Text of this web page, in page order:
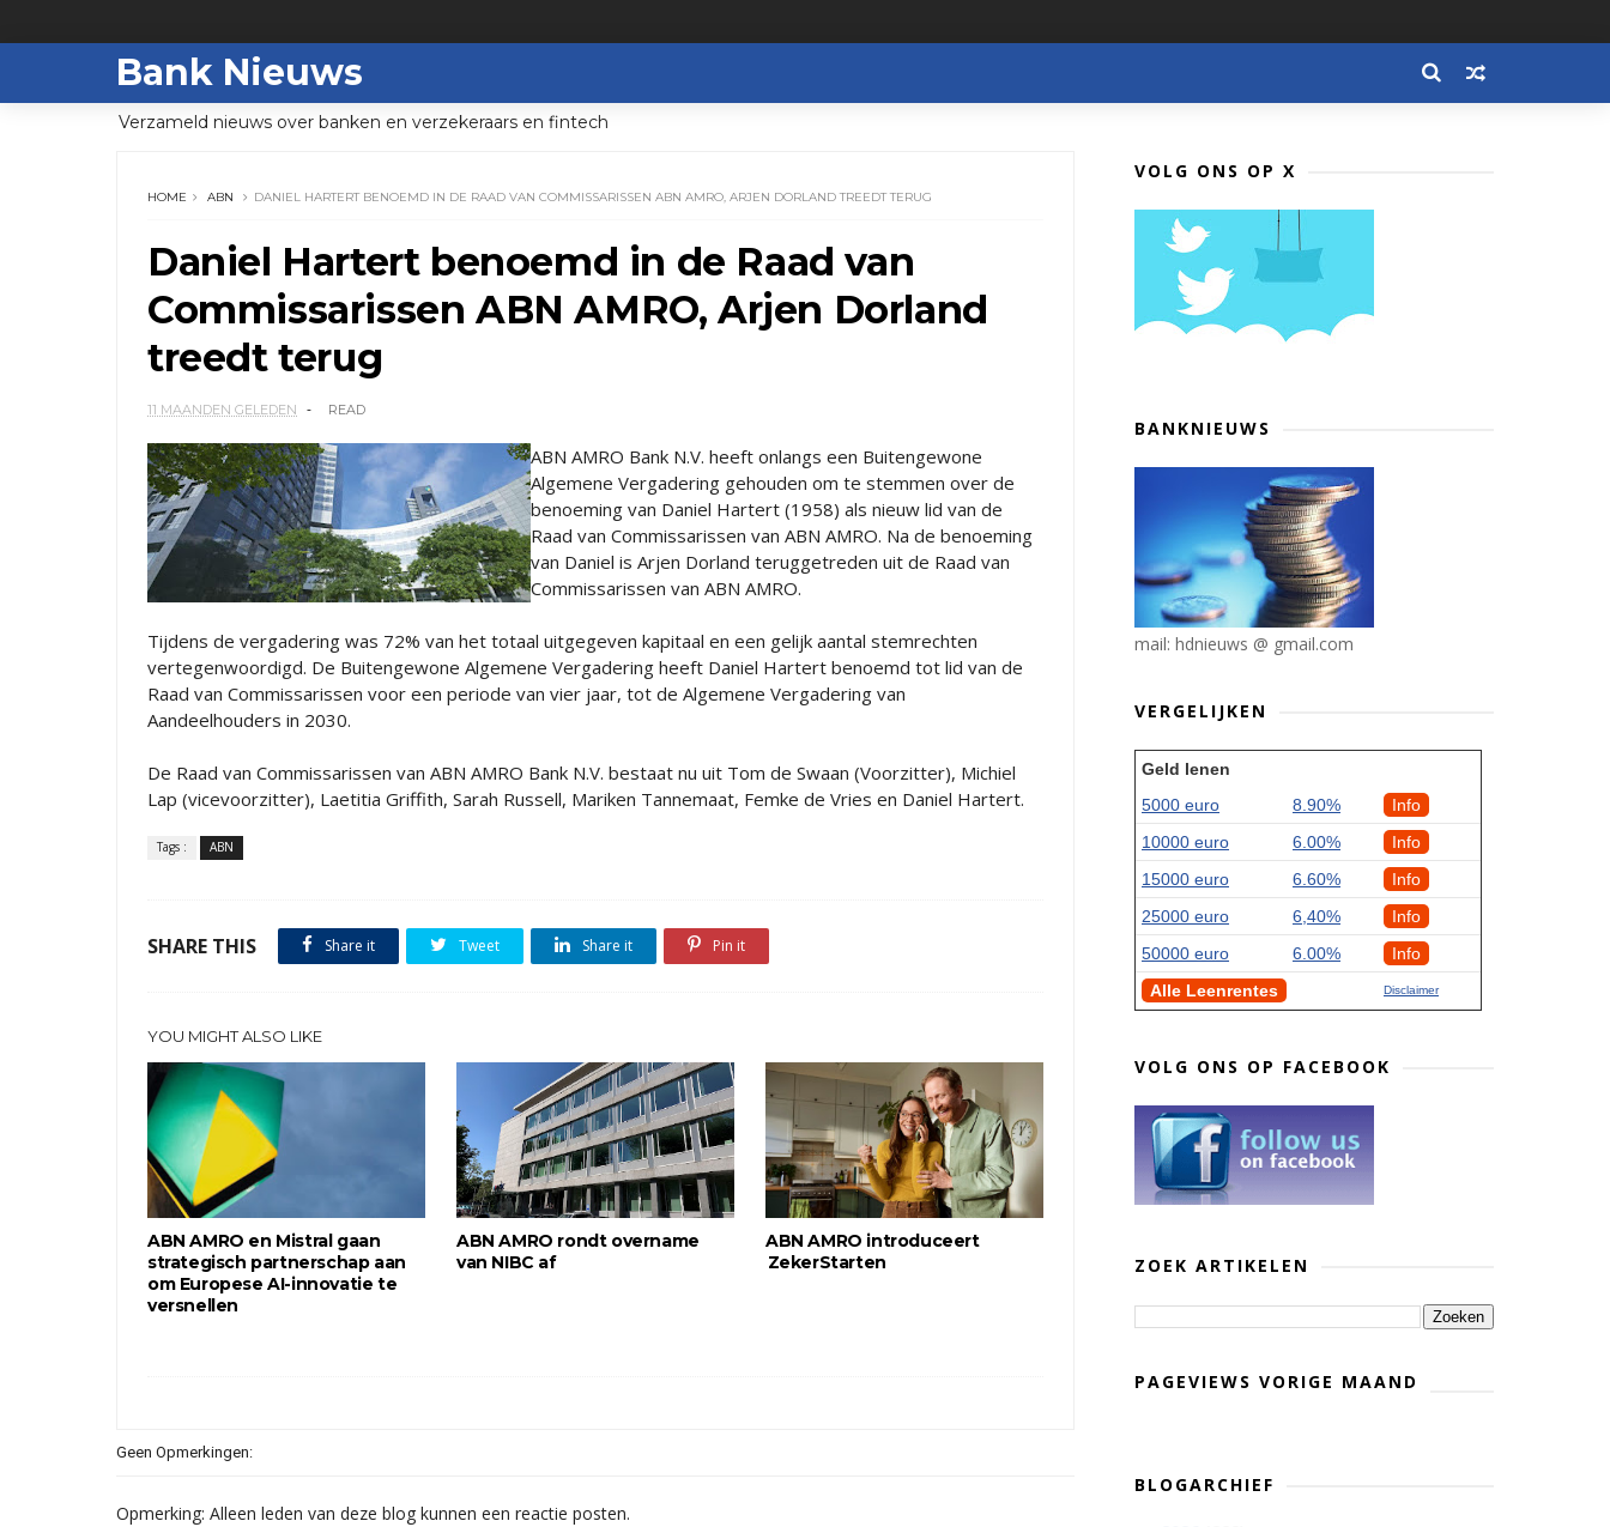
Bank Nieuws
Verzameld nieuws over banken en verzekeraars en fintech
HOME ABN DANIEL HARTERT BENOEMD IN DE RAAD VAN COMMISSARISSEN ABN AMRO, ARJEN DORLAND TREEDT TERUG
Daniel Hartert benoemd in de Raad van
Commissarissen ABN AMRO, Arjen Dorland
treedt terug
11 MAANDEN GELEDEN READ
ABN AMRO Bank N.V. heeft onlangs een Buitengewone
Algemene Vergadering gehouden om te stemmen over de
benoeming van Daniel Hartert (1958) als nieuw lid van de
Raad van Commissarissen van ABN AMRO. Na de benoeming
van Daniel is Arjen Dorland teruggetreden uit de Raad van
Commissarissen van ABN AMRO.
Tijdens de vergadering was 72% van het totaal uitgegeven kapitaal en een gelijk aantal stemrechten
vertegenwoordigd. De Buitengewone Algemene Vergadering heeft Daniel Hartert benoemd tot lid van de
Raad van Commissarissen voor een periode van vier jaar, tot de Algemene Vergadering van
Aandeelhouders in 2030.
De Raad van Commissarissen van ABN AMRO Bank N.V. bestaat nu uit Tom de Swaan (Voorzitter), Michiel
Lap (vicevoorzitter), Laetitia Griffith, Sarah Russell, Mariken Tannemaat, Femke de Vries en Daniel Hartert.
Tags : ABN
SHARE THIS Share it Tweet Share it Pin it
YOU MIGHT ALSO LIKE
ABN AMRO en Mistral gaan
strategisch partnerschap aan
om Europese AI-innovatie te
versnellen
ABN AMRO rondt overname
van NIBC af
ABN AMRO introduceert
ZekerStarten
Geen Opmerkingen:
Opmerking: Alleen leden van deze blog kunnen een reactie posten.
VOLG ONS OP X
BANKNIEUWS
mail: hdnieuws @ gmail.com
VERGELIJKEN
Geld lenen
5000 euro
8.90%
Info
10000 euro
6.00%
Info
15000 euro
6.60%
Info
25000 euro
6,40%
Info
50000 euro
6.00%
Info
Alle Leenrentes
Disclaimer
VOLG ONS OP FACEBOOK
ZOEK ARTIKELEN
PAGEVIEWS VORIGE MAAND
BLOGARCHIEF